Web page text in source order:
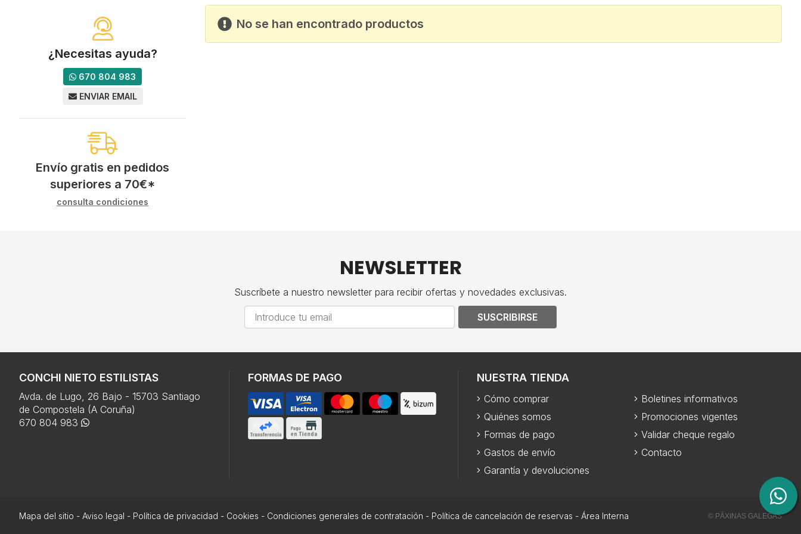
No se han encontrado productos
¿Necesitas ayuda?
670 804 983
ENVIAR EMAIL
Envío gratis en pedidos
superiores a 70€*
consulta condiciones
NEWSLETTER
Suscríbete a nuestro newsletter para recibir ofertas y novedades exclusivas.
SUSCRIBIRSE
CONCHI NIETO ESTILISTAS
Avda. de Lugo, 26 Bajo - 15703 Santiago
de Compostela (A Coruña)
670 804 983
FORMAS DE PAGO NUESTRA TIENDA
Cómo comprar
Quiénes somos
Formas de pago
Gastos de envío
Garantía y devoluciones
Boletines informativos
Promociones vigentes
Validar cheque regalo
Contacto
Mapa del sitio - Aviso legal - Política de privacidad - Cookies - Condiciones generales de contratación - Política de cancelación de reservas - Área Interna © PÁXINAS GALEGAS